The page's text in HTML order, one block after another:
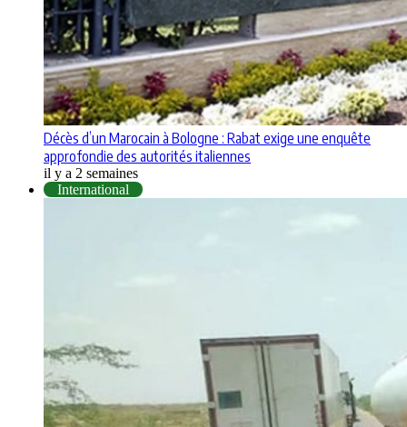
Décès d’un Marocain à Bologne : Rabat exige une enquête
approfondie des autorités italiennes
il y a 2 semaines
International